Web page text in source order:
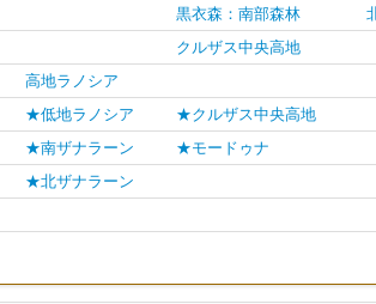
黒衣森：南部森林
クルザス中央高地
高地ラノシア
★低地ラノシア ★クルザス中央高地
★南ザナラーン ★モードゥナ
★北ザナラーン